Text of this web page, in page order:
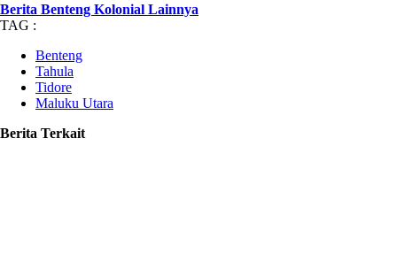
Berita Benteng Kolonial Lainnya
TAG :
Benteng
Tahula
Tidore
Maluku Utara
Berita Terkait